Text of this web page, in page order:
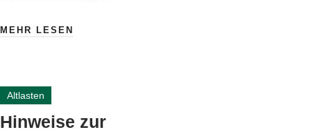
MEHR LESEN
Altlasten
Hinweise zur